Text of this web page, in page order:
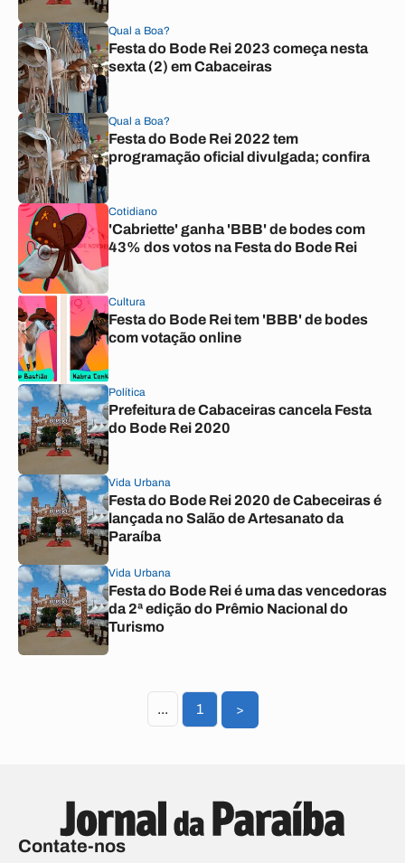
Qual a Boa?
Festa do Bode Rei 2023 começa nesta
sexta (2) em Cabaceiras
Qual a Boa?
Festa do Bode Rei 2022 tem
programação oficial divulgada; confira
Cotidiano
'Cabriette' ganha 'BBB' de bodes com
43% dos votos na Festa do Bode Rei
Cultura
Festa do Bode Rei tem 'BBB' de bodes
com votação online
Política
Prefeitura de Cabaceiras cancela Festa
do Bode Rei 2020
Vida Urbana
Festa do Bode Rei 2020 de Cabeceiras é
lançada no Salão de Artesanato da
Paraíba
Vida Urbana
Festa do Bode Rei é uma das vencedoras
da 2ª edição do Prêmio Nacional do
Turismo
... 1 >
Contate-nos